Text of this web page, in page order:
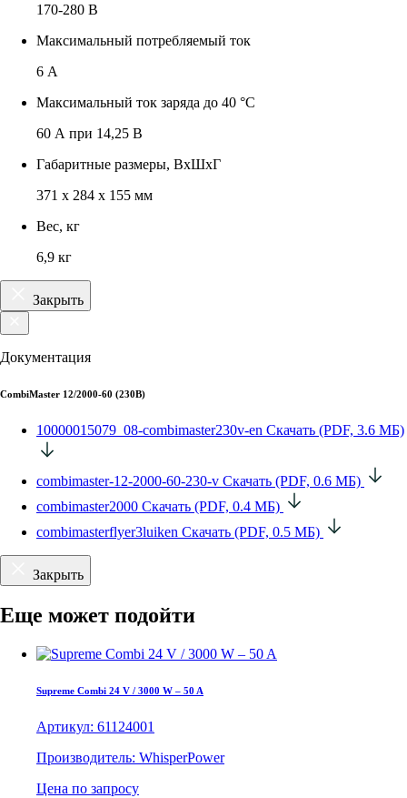
170-280 В
Максимальный потребляемый ток
6 А
Максимальный ток заряда до 40 °C
60 А при 14,25 В
Габаритные размеры, ВxШxГ
371 x 284 x 155 мм
Вес, кг
6,9 кг
Закрыть
Документация
CombiMaster 12/2000-60 (230В)
10000015079_08-combimaster230v-en Скачать (PDF, 3.6 МБ)
combimaster-12-2000-60-230-v Скачать (PDF, 0.6 МБ)
combimaster2000 Скачать (PDF, 0.4 МБ)
combimasterflyer3luiken Скачать (PDF, 0.5 МБ)
Закрыть
Еще может подойти
Supreme Combi 24 V / 3000 W – 50 A
Артикул: 61124001
Производитель: WhisperPower
Цена по запросу